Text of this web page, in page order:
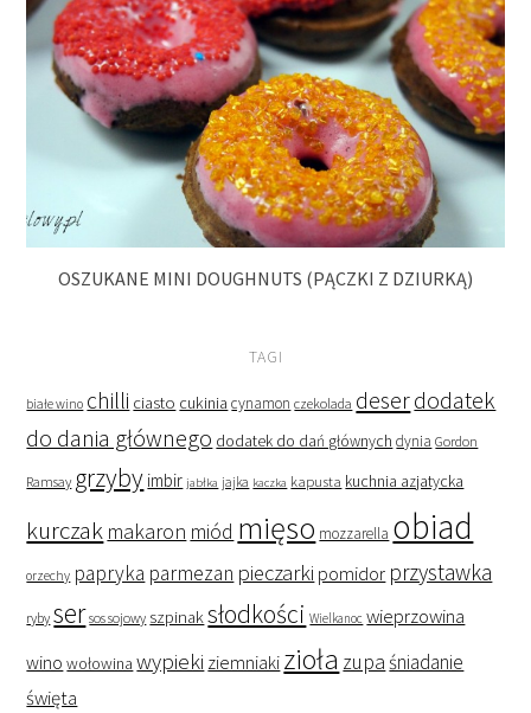
OSZUKANE MINI DOUGHNUTS (PĄCZKI Z DZIURKĄ)
TAGI
białe wino chilli ciasto cukinia cynamon czekolada deserdodatek
do dania głównego dodatek do dań głównych dynia Gordon
Ramsay grzyby imbir jabłka jajka kaczka kapusta kuchnia azjatycka
kurczak makaron miód mięso mozzarella obiad
orzechy papryka parmezan pieczarki pomidor przystawka
ryby ser sos sojowy szpinaksłodkości Wielkanoc wieprzowina
wino wołowina wypieki ziemniaki zioła zupaśniadanie
święta